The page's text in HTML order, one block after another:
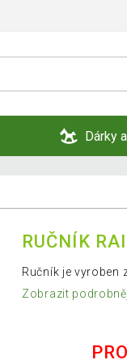
Dárky
RUČNÍK
Ručník je vyroben
Zobrazit